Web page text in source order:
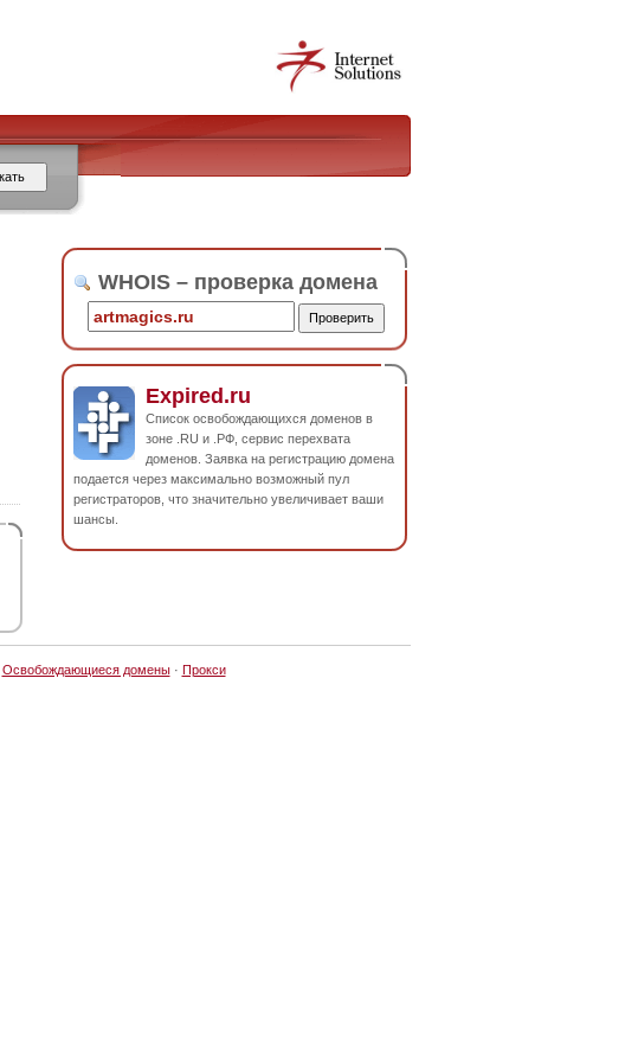
WHOIS – проверка домена
Expired.ru
Список освобождающихся доменов в
зоне .RU и .РФ, сервис перехвата
доменов. Заявка на регистрацию домена
подается через максимально возможный пул
регистраторов, что значительно увеличивает ваши
шансы.
Освобождающиеся домены· Прокси